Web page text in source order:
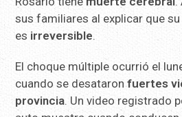
sus familiares al explicar que
es irreversible.
El choque múltiple ocurrió el
cuando se desataronfuertes
provincia. Un video registrado